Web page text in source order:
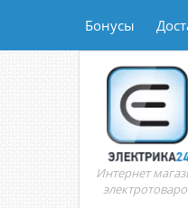
Бонусы
Интернет